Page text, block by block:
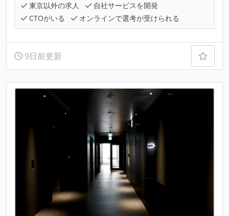
東京以外の求人
自社サービスを開発
CTOがいる
オンラインで選考が受けられる
9日前更新